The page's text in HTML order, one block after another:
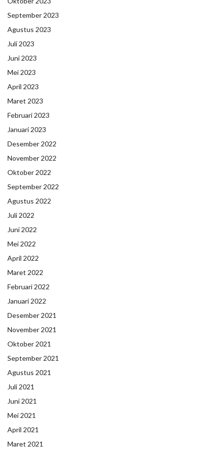
September 2023
Agustus 2023
Juli 2023
Juni 2023
Mei 2023
April 2023
Maret 2023
Februari 2023
Januari 2023
Desember 2022
November 2022
Oktober 2022
September 2022
Agustus 2022
Juli 2022
Juni 2022
Mei 2022
April 2022
Maret 2022
Februari 2022
Januari 2022
Desember 2021
November 2021
Oktober 2021
September 2021
Agustus 2021
Juli 2021
Juni 2021
Mei 2021
April 2021
Maret 2021